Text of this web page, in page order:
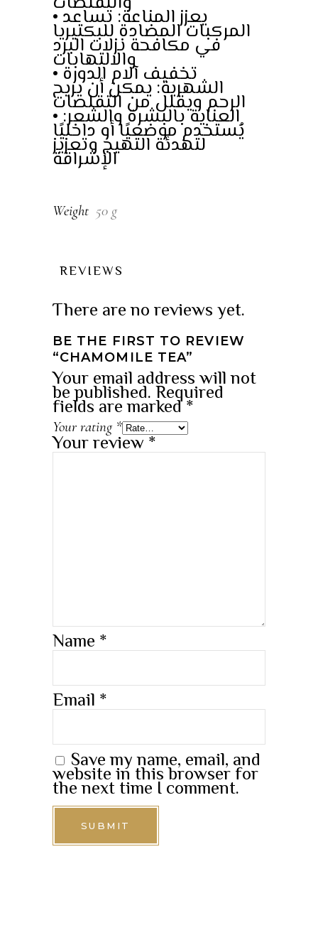
• يعزز المناعة: تساعد
المركبات المضادة للبكتيريا
في مكافحة نزلات البرد
والالتهابات
• تخفيف آلام الدورة
الشهرية: يمكن أن يريح
الرحم ويقلل من التقلصات
• العناية بالبشرة والشعر:
يُستخدم موضعيًا أو داخليًا
لتهدئة التهيج وتعزيز
الإشراقة
Weight 50 g
REVIEWS
There are no reviews yet.
BE THE FIRST TO REVIEW
“CHAMOMILE TEA”
Your email address will not
be published.Required
fields are marked*
Your rating *
Your review*
Name*
Email*
Save my name, email, and
website in this browser for
the next time I comment.